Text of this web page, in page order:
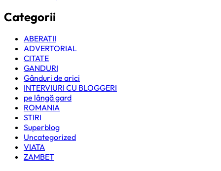
Categorii
ABERATII
ADVERTORIAL
CITATE
GANDURI
Gânduri de arici
INTERVIURI CU BLOGGERI
pe lângă gard
ROMANIA
STIRI
Superblog
Uncategorized
VIATA
ZAMBET